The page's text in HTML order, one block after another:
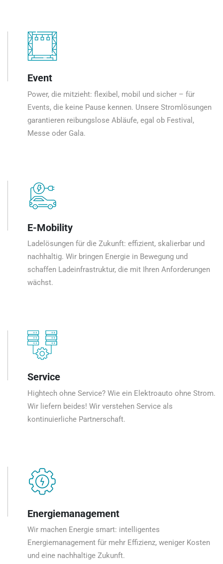
Event
Power, die mitzieht: flexibel, mobil und sicher – für
Events, die keine Pause kennen. Unsere Stromlösungen
garantieren reibungslose Abläufe, egal ob Festival,
Messe oder Gala.
E-Mobility
Ladelösungen für die Zukunft: effizient, skalierbar und
nachhaltig. Wir bringen Energie in Bewegung und
schaffen Ladeinfrastruktur, die mit Ihren Anforderungen
wächst.
Service
Hightech ohne Service? Wie ein Elektroauto ohne Strom.
Wir liefern beides! Wir verstehen Service als
kontinuierliche Partnerschaft.
Energiemanagement
Wir machen Energie smart: intelligentes
Energiemanagement für mehr Effizienz, weniger Kosten
und eine nachhaltige Zukunft.